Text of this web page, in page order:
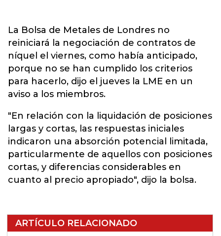
La Bolsa de Metales de Londres no
reiniciará la negociación de contratos de
níquel el viernes, como había anticipado,
porque no se han cumplido los criterios
para hacerlo, dijo el jueves la LME en un
aviso a los miembros.
"En relación con la liquidación de posiciones
largas y cortas, las respuestas iniciales
indicaron una absorción potencial limitada,
particularmente de aquellos con posiciones
cortas, y diferencias considerables en
cuanto al precio apropiado", dijo la bolsa.
ARTÍCULO RELACIONADO